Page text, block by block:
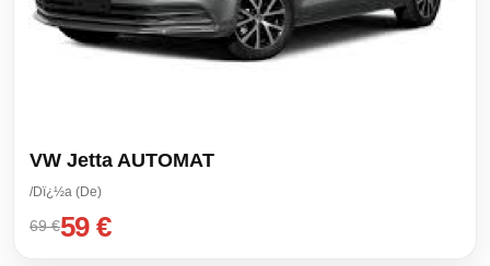
VW Jetta AUTOMAT
/Dï¿½a (De)
69 €59 €